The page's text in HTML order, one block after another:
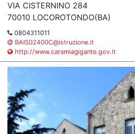
VIA CISTERNINO 284
70010 LOCOROTONDO(BA)
0804311011
BAIS02400C@istruzione.it
http://www.caramiagigante.gov.it